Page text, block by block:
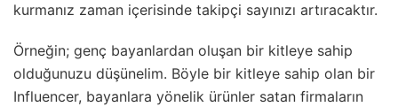
kurmanız zaman içerisinde takipçi sayınızı artıracaktır.
Örneğin; genç bayanlardan oluşan bir kitleye sahip
olduğunuzu düşünelim. Böyle bir kitleye sahip olan bir
Influencer, bayanlara yönelik ürünler satan firmaların